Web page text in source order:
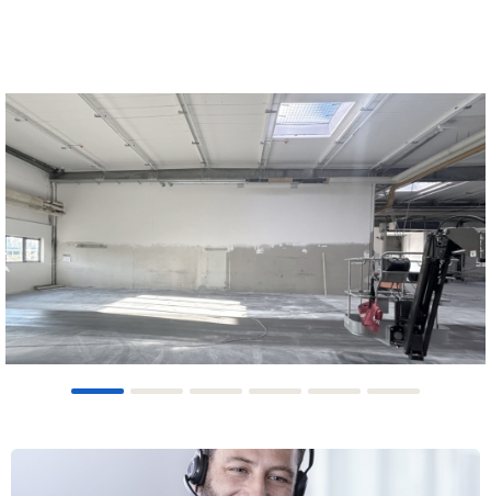
1 2 3 4 5 6